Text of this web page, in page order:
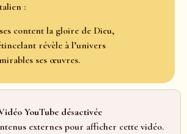
:
content la gloire de Dieu,
révèle à l’univers
ses œuvres.
YouTube désactivée
externes pour afficher cette vidéo.